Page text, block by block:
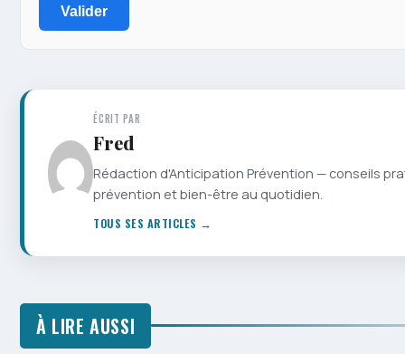
Valider
ÉCRIT PAR
Fred
Rédaction d'Anticipation Prévention — conseils
prévention et bien-être au quotidien.
TOUS SES ARTICLES →
À LIRE AUSSI